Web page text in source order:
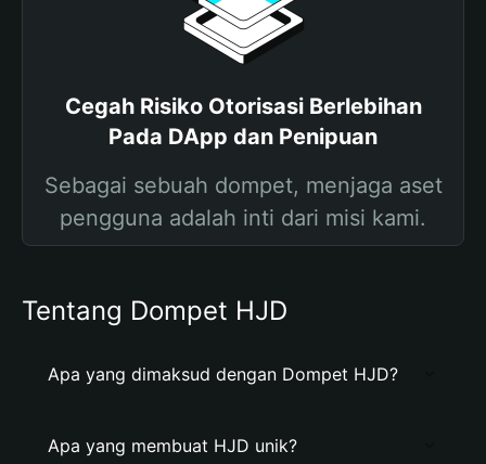
Cegah Risiko Otorisasi Berlebihan
Pada DApp dan Penipuan
Sebagai sebuah dompet, menjaga aset
pengguna adalah inti dari misi kami.
Tentang Dompet HJD
Apa yang dimaksud dengan Dompet HJD?
Apa yang membuat HJD unik?